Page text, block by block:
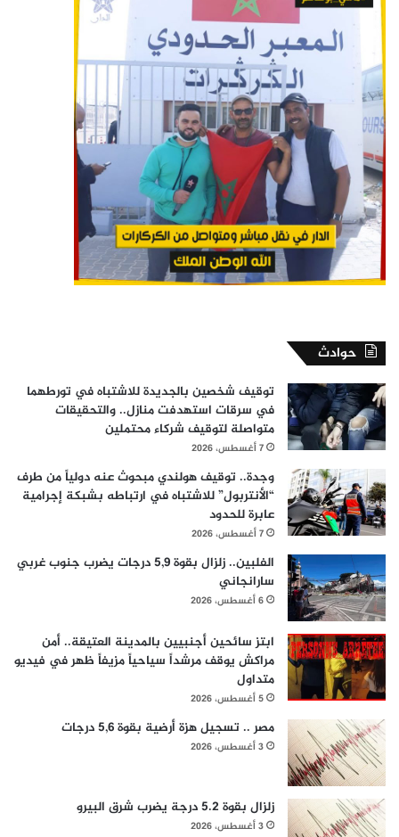
حوادث
توقيف شخصين بالجديدة للاشتباه في تورطهما
في سرقات استهدفت منازل.. والتحقيقات
متواصلة لتوقيف شركاء محتملين
7 أغسطس، 2026
وجدة.. توقيف هولندي مبحوث عنه دولياً من طرف
“الأنتربول” للاشتباه في ارتباطه بشبكة إجرامية
عابرة للحدود
7 أغسطس، 2026
الفلبين.. زلزال بقوة 5,9 درجات يضرب جنوب غربي
سارانجاني
6 أغسطس، 2026
ابتز سائحين أجنبيين بالمدينة العتيقة.. أمن
مراكش يوقف مرشداً سياحياً مزيفاً ظهر في فيديو
متداول
5 أغسطس، 2026
مصر .. تسجيل هزة أرضية بقوة 5,6 درجات
3 أغسطس، 2026
زلزال بقوة 5.2 درجة يضرب شرق البيرو
3 أغسطس، 2026